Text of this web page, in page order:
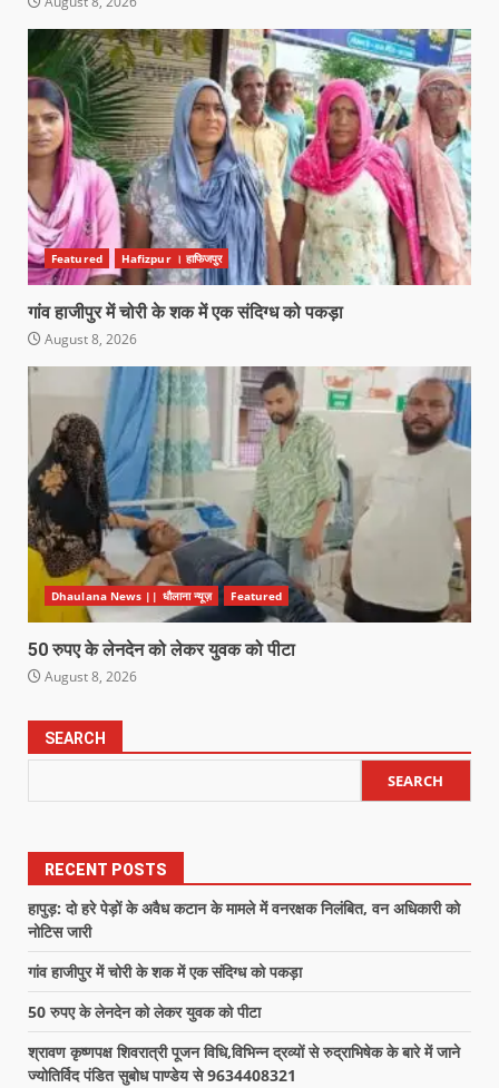
Featured Hafizpur । हाफिजपुर
गांव हाजीपुर में चोरी के शक में एक संदिग्ध को पकड़ा
August 8, 2026
Dhaulana News || धौलाना न्यूज़ Featured
50 रुपए के लेनदेन को लेकर युवक को पीटा
August 8, 2026
SEARCH
SEARCH
RECENT POSTS
हापुड़: दो हरे पेड़ों के अवैध कटान के मामले में वनरक्षक निलंबित, वन अधिकारी को
नोटिस जारी
गांव हाजीपुर में चोरी के शक में एक संदिग्ध को पकड़ा
50 रुपए के लेनदेन को लेकर युवक को पीटा
श्रावण कृष्णपक्ष शिवरात्री पूजन विधि,विभिन्न द्रव्यों से रुद्राभिषेक के बारे में जाने
ज्योतिर्विद पंडित सुबोध पाण्डेय से 9634408321